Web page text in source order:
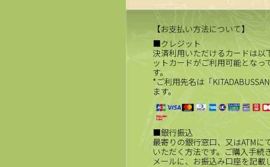
【お支払い方法について】
■クレジット
決済利用いただけるカードは以
ットカードがご利用可能となっ
す。
*ご利用先名は「
ます。
■銀行振込
最寄りの銀行窓口、又はATMに
いただく方法です。ご購入手続
メールに、お振込み口座を記載